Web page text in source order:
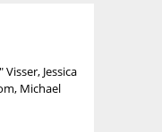
Jessica
Michael